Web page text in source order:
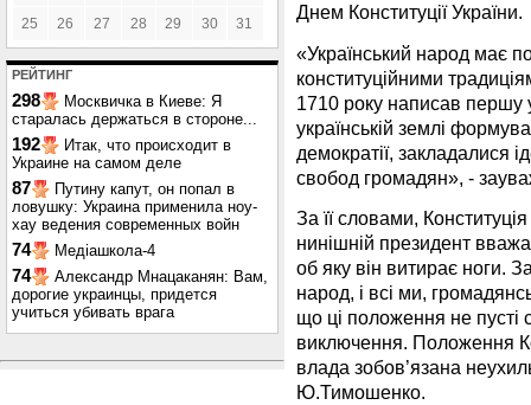
25 26 27 28 29 30 31
РЕЙТИНГ
298
Москвичка в Киеве: Я
старалась держаться в стороне...
192
Итак, что происходит в
Украине на самом деле
87
Путину капут, он попал в
ловушку: Украина применила ноу-
хау ведения современных войн
74 Медіашкола-4
74
Александр Мнацаканян: Вам,
дорогие украинцы, придется
учиться убивать врага
Днем Конституції України.
«Український народ має
конституційними
1710 року написав першу
українській землі
демократії, закладалися
свобод громадян», -
За її словами,
нинішній президент
об яку він витирає ноги.
народ, і всі ми,
що ці положення не пусті
виключення. Положення
влада зобов’язана
Ю.Тимошенко.